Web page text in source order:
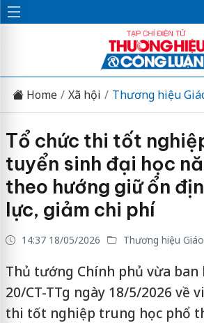
Home Xã hội Thương hiệu Giáo
Tổ chức thi tốt
tuyển sinh đại học
theo hướng giữ ổn
lực, giảm chi phí
14:37 18/05/2026 Thương hiệu Giáo
Thủ tướng Chính phủ vừa ban
20/CT-TTg ngày 18/5/2026 về
thi tốt nghiệp trung học phổ